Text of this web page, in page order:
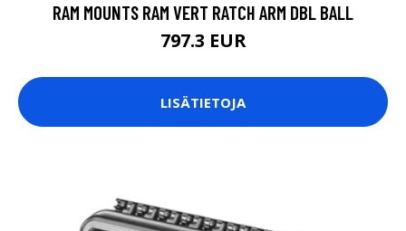
RAM MOUNTS RAM VERT RATCH ARM DBL BALL
797.3 EUR
LISÄTIETOJA